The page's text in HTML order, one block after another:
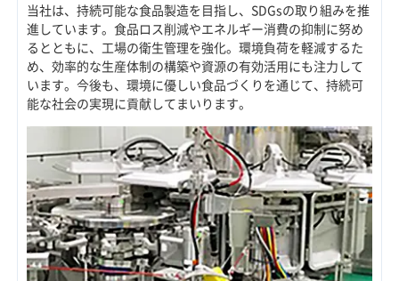
当社は、持続可能な食品製造を目指し、SDGsの取り組みを推
進しています。食品ロス削減やエネルギー消費の抑制に努め
るとともに、工場の衛生管理を強化。環境負荷を軽減するた
め、効率的な生産体制の構築や資源の有効活用にも注力して
います。今後も、環境に優しい食品づくりを通じて、持続可
能な社会の実現に貢献してまいります。